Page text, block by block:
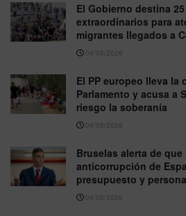
El Gobierno destina
extraordinarios para
migrantes llegados a
04/08/2026
El PP europeo lleva la
Parlamento y acusa a
riesgo la soberanía
04/08/2026
Bruselas alerta de
anticorrupción de
presupuesto y
04/08/2026